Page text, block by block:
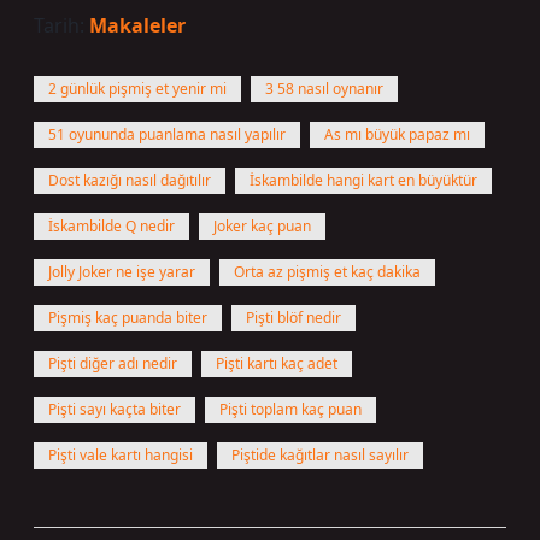
Tarih: Makaleler
2 günlük pişmiş et yenir mi 3 58 nasıl oynanır
51 oyununda puanlama nasıl yapılır As mı büyük papaz mı
Dost kazığı nasıl dağıtılır İskambilde hangi kart en büyüktür
İskambilde Q nedir Joker kaç puan
Jolly Joker ne işe yarar Orta az pişmiş et kaç dakika
Pişmiş kaç puanda biter Pişti blöf nedir
Pişti diğer adı nedir Pişti kartı kaç adet
Pişti sayı kaçta biter Pişti toplam kaç puan
Pişti vale kartı hangisi Piştide kağıtlar nasıl sayılır